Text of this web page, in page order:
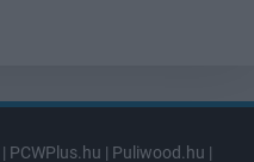
| PCWPlus.hu | Puliwood.hu |